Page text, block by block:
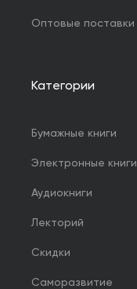
Оптовые поставки
Категории
Бумажные книги
Электронные книги
Аудиокниги
Лекторий
Скидки
Саморазвитие